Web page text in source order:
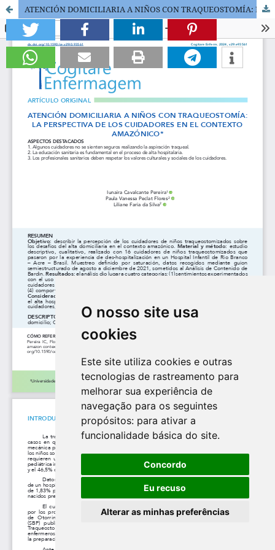
O nosso site usa
cookies
Este site utiliza cookies e outras
tecnologias de rastreamento para
melhorar sua experiência de
navegação para os seguintes
propósitos: para ativar a
funcionalidade básica do site.
Concordo
Eu recuso
Alterar as minhas preferências
ATENCIÓN DOMICILIARIA A NIÑOS CON TRAQUEOSTOMÍA: LA PERSPECTIVA DE LOS CUIDADORES EN EL CONTEXTO AMAZÓNICO